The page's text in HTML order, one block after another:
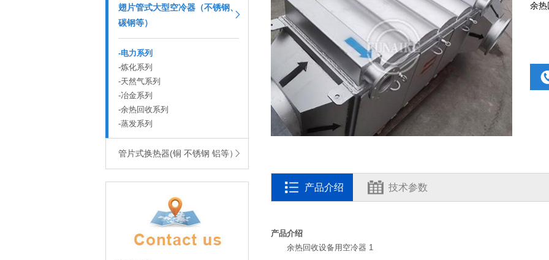
翅片管式大型空冷器（不锈钢、
碳钢等）

-电力系列
-炼化系列
-天然气系列
-冶金系列
-余热回收系列
-蒸发系列
管片式换热器(铜 不锈钢 铝等）
余热
产品介绍 技术参数
产品介绍
余热回收设备用空冷器 1